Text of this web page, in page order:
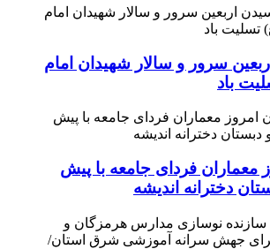
سرور و سالار شهیدان امام
باد
معماران فردای جامعه با پیش
دخترانه اندیشه